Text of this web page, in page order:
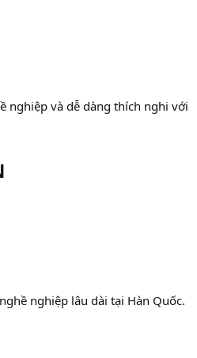
nghiệp và dễ dàng thích nghi với
nghiệp lâu dài tại Hàn Quốc.